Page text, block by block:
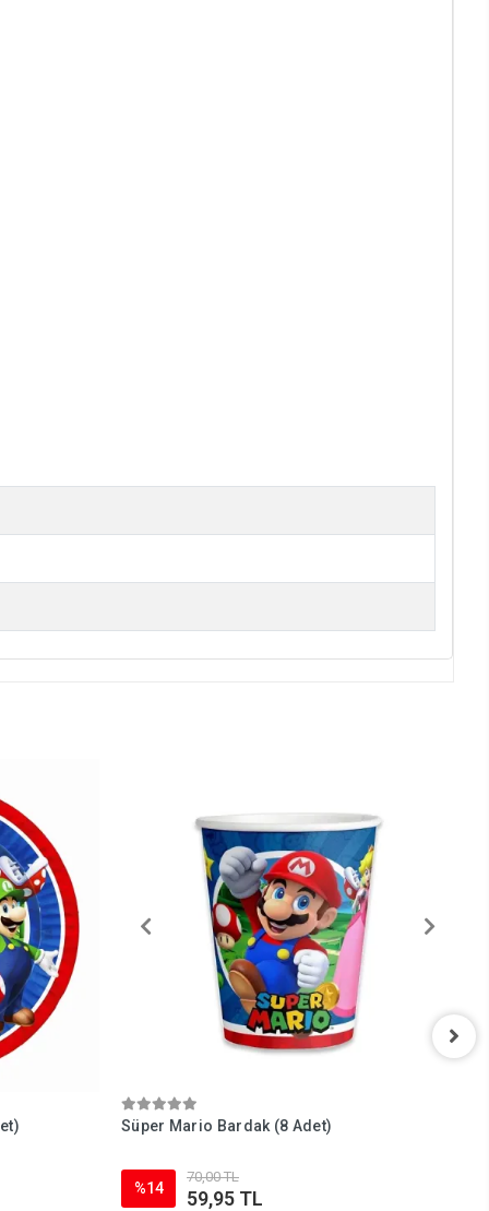
Süper Mario Bardak (8 Adet)
%14
70,00 TL
59,95 TL